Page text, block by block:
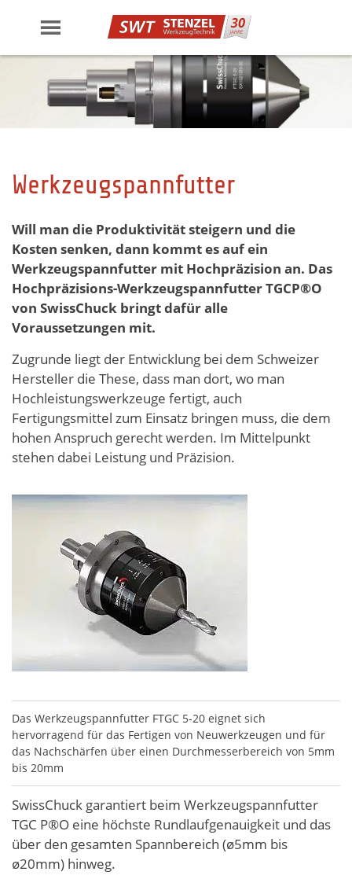
Werkzeugspannfutter
Will man die Produktivität steigern und die
Kosten senken, dann kommt es auf ein
Werkzeugspannfutter mit Hochpräzision an. Das
Hochpräzisions-Werkzeugspannfutter TGCP®O
von SwissChuck bringt dafür alle
Voraussetzungen mit.
Zugrunde liegt der Entwicklung bei dem Schweizer
Hersteller die These, dass man dort, wo man
Hochleistungswerkzeuge fertigt, auch
Fertigungsmittel zum Einsatz bringen muss, die dem
hohen Anspruch gerecht werden. Im Mittelpunkt
stehen dabei Leistung und Präzision.
Das Werkzeugspannfutter FTGC 5-20 eignet sich
hervorragend für das Fertigen von Neuwerkzeugen und für
das Nachschärfen über einen Durchmesserbereich von 5mm
bis 20mm
SwissChuck garantiert beim Werkzeugspannfutter
TGC P®O eine höchste Rundlaufgenauigkeit und das
über den gesamten Spannbereich (ø5mm bis
ø20mm) hinweg.